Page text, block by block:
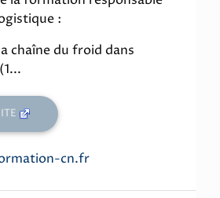
:
chaîne du froid dans
cn.fr